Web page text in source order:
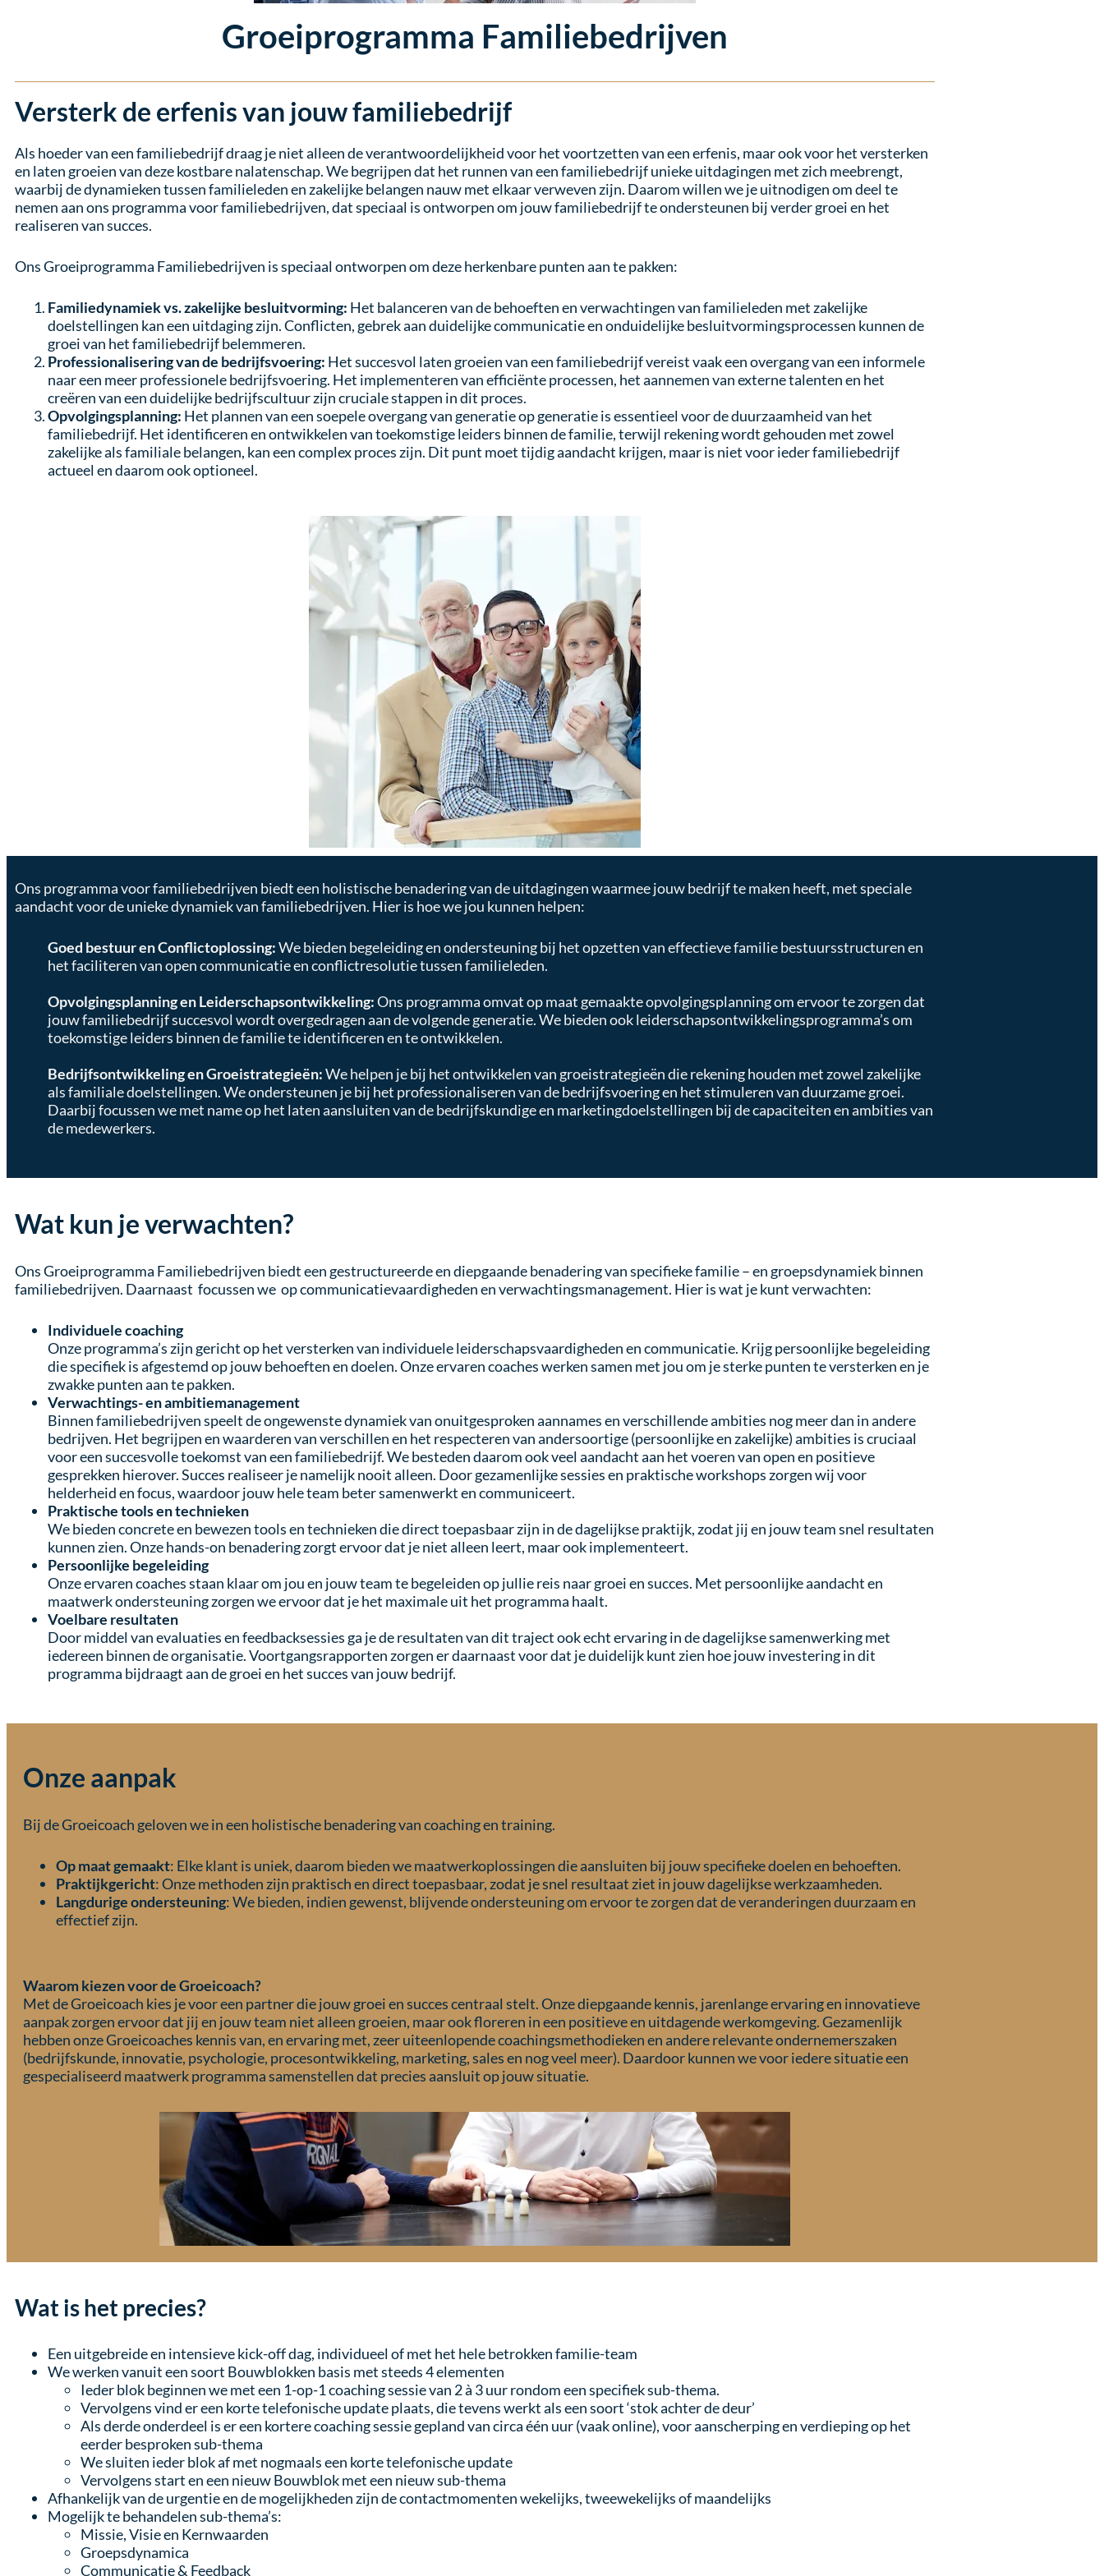
Groeiprogramma Familiebedrijven
Versterk de erfenis van jouw familiebedrijf
Als hoeder van een familiebedrijf draag je niet alleen de verantwoordelijkheid voor het voortzetten van een erfenis, maar ook voor het versterken
en laten groeien van deze kostbare nalatenschap. We begrijpen dat het runnen van een familiebedrijf unieke uitdagingen met zich meebrengt,
waarbij de dynamieken tussen familieleden en zakelijke belangen nauw met elkaar verweven zijn. Daarom willen we je uitnodigen om deel te
nemen aan ons programma voor familiebedrijven, dat speciaal is ontworpen om jouw familiebedrijf te ondersteunen bij verder groei en het
realiseren van succes.
Ons Groeiprogramma Familiebedrijven is speciaal ontworpen om deze herkenbare punten aan te pakken:
Familiedynamiek vs. zakelijke besluitvorming: Het balanceren van de behoeften en verwachtingen van familieleden met zakelijke
doelstellingen kan een uitdaging zijn. Conflicten, gebrek aan duidelijke communicatie en onduidelijke besluitvormingsprocessen kunnen de
groei van het familiebedrijf belemmeren.
Professionalisering van de bedrijfsvoering: Het succesvol laten groeien van een familiebedrijf vereist vaak een overgang van een informele
naar een meer professionele bedrijfsvoering. Het implementeren van efficiënte processen, het aannemen van externe talenten en het
creëren van een duidelijke bedrijfscultuur zijn cruciale stappen in dit proces.
Opvolgingsplanning: Het plannen van een soepele overgang van generatie op generatie is essentieel voor de duurzaamheid van het
familiebedrijf. Het identificeren en ontwikkelen van toekomstige leiders binnen de familie, terwijl rekening wordt gehouden met zowel
zakelijke als familiale belangen, kan een complex proces zijn. Dit punt moet tijdig aandacht krijgen, maar is niet voor ieder familiebedrijf
actueel en daarom ook optioneel.
Ons programma voor familiebedrijven biedt een holistische benadering van de uitdagingen waarmee jouw bedrijf te maken heeft, met speciale
aandacht voor de unieke dynamiek van familiebedrijven. Hier is hoe we jou kunnen helpen:
Goed bestuur en Conflictoplossing:We bieden begeleiding en ondersteuning bij het opzetten van effectieve familie bestuursstructuren en
het faciliteren van open communicatie en conflictresolutie tussen familieleden.
Opvolgingsplanning en Leiderschapsontwikkeling:Ons programma omvat op maat gemaakte opvolgingsplanning om ervoor te zorgen dat
jouw familiebedrijf succesvol wordt overgedragen aan de volgende generatie. We bieden ook leiderschapsontwikkelingsprogramma’s om
toekomstige leiders binnen de familie te identificeren en te ontwikkelen.
Bedrijfsontwikkeling en Groeistrategieën:We helpen je bij het ontwikkelen van groeistrategieën die rekening houden met zowel zakelijke
als familiale doelstellingen. We ondersteunen je bij het professionaliseren van de bedrijfsvoering en het stimuleren van duurzame groei.
Daarbij focussen we met name op het laten aansluiten van debedrijfskundigeen marketingdoelstellingen bij de capaciteiten en ambities van
de medewerkers.
Wat kun je verwachten?
Ons Groeiprogramma Familiebedrijven biedt een gestructureerde en diepgaande benadering van specifieke familie – en groepsdynamiek binnen
familiebedrijven. Daarnaast focussen we op communicatievaardigheden en verwachtingsmanagement. Hier is wat je kunt verwachten:
Individuele coaching
Onze programma’s zijn gericht op het versterken van individuele leiderschapsvaardigheden en communicatie. Krijg persoonlijke begeleiding
die specifiek is afgestemd op jouw behoeften en doelen. Onze ervaren coaches werken samen met jou om je sterke punten te versterken en je
zwakke punten aan te pakken.
Verwachtings- en ambitiemanagement
Binnen familiebedrijven speelt de ongewenste dynamiek van onuitgesproken aannames en verschillende ambities nog meer dan in andere
bedrijven. Het begrijpen en waarderen van verschillen en het respecteren van andersoortige (persoonlijke en zakelijke) ambities is cruciaal
voor een succesvolle toekomst van een familiebedrijf. We besteden daarom ook veel aandacht aan het voeren van open en positieve
gesprekken hierover. Succes realiseer je namelijk nooit alleen. Door gezamenlijke sessies en praktische workshops zorgen wij voor
helderheid en focus, waardoor jouw hele team beter samenwerkt en communiceert.
Praktische tools en technieken
We bieden concrete en bewezen tools en technieken die direct toepasbaar zijn in de dagelijkse praktijk, zodat jij en jouw team snel resultaten
kunnen zien. Onze hands-on benadering zorgt ervoor dat je niet alleen leert, maar ook implementeert.
Persoonlijke begeleiding
Onze ervaren coaches staan klaar om jou en jouw team te begeleiden op jullie reis naar groei en succes. Met persoonlijke aandacht en
maatwerk ondersteuning zorgen we ervoor dat je het maximale uit het programma haalt.
Voelbare resultaten
Door middel van evaluaties en feedbacksessies ga je de resultaten van dit traject ook echt ervaring in de dagelijkse samenwerking met
iedereen binnen de organisatie. Voortgangsrapporten zorgen er daarnaast voor dat je duidelijk kunt zien hoe jouw investering in dit
programma bijdraagt aan de groei en het succes van jouw bedrijf.
Onze aanpak
Bij de Groeicoach geloven we in een holistische benadering van coaching en training.
Op maat gemaakt: Elke klant is uniek, daarom bieden we maatwerkoplossingen die aansluiten bij jouw specifieke doelen en behoeften.
Praktijkgericht: Onze methoden zijn praktisch en direct toepasbaar, zodat je snel resultaat ziet in jouw dagelijkse werkzaamheden.
Langdurige ondersteuning: We bieden, indien gewenst, blijvende ondersteuning om ervoor te zorgen dat de veranderingen duurzaam en
effectief zijn.
Waarom kiezen voor de Groeicoach?
Met de Groeicoach kies je voor een partner die jouw groei en succes centraal stelt. Onze diepgaande kennis, jarenlange ervaring en innovatieve
aanpak zorgen ervoor dat jij en jouw team niet alleen groeien, maar ook floreren in een positieve en uitdagende werkomgeving.Gezamenlijk
hebben onze Groeicoaches kennis van, en ervaring met, zeer uiteenlopende coachingsmethodieken en andere relevante ondernemerszaken
(bedrijfskunde, innovatie, psychologie, procesontwikkeling, marketing, sales en nog veel meer). Daardoor kunnen we voor iedere situatie een
gespecialiseerd maatwerk programma samenstellen dat precies aansluit op jouw situatie.
Wat is het precies?
Een uitgebreide en intensieve kick-off dag, individueel of met het hele betrokken familie-team
We werken vanuit een soort Bouwblokken basis met steeds 4 elementen
Ieder blok beginnen we met een 1-op-1 coaching sessie van 2 à 3 uur rondom een specifiek sub-thema.
Vervolgens vind er een korte telefonische update plaats, die tevens werkt als een soort ‘stok achter de deur’
Als derde onderdeel is er een kortere coaching sessie gepland van circa één uur (vaak online), voor aanscherping en verdieping op het
eerder besproken sub-thema
We sluiten ieder blok af met nogmaals een korte telefonische update
Vervolgens start en een nieuw Bouwblok met een nieuw sub-thema
Afhankelijk van de urgentie en de mogelijkheden zijn de contactmomenten wekelijks, tweewekelijks of maandelijks
Mogelijk te behandelen sub-thema’s:
Missie, Visie en Kernwaarden
Groepsdynamica
Communicatie & Feedback